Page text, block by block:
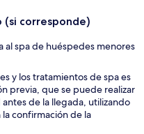
(si corresponde)
al spa de huéspedes menores
y los tratamientos de spa es
previa, que se puede realizar
de la llegada, utilizando
confirmación de la